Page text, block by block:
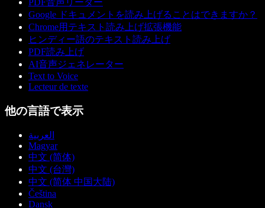
PDF音声リーダー
Google ドキュメントを読み上げることはできますか？
Chrome用テキスト読み上げ拡張機能
ヒンディー語のテキスト読み上げ
PDF読み上げ
AI音声ジェネレーター
Text to Voice
Lecteur de texte
他の言語で表示
العربية
Magyar
中文 (简体)
中文 (台灣)
中文 (简体 中国大陆)
Čeština
Dansk